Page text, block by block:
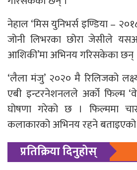
नेहाल ‘मिस युनिभर्स इण्डिया –
जोनी लिभरका छोरा जेसीले
आशिकी’मा अभिनय गरिसकेका छन्
‘लैला मंजु’ २०२० मै रिलिजको
एबी इन्टरनेशनलले अर्को फिल्म
घोषणा गरेको छ । फिल्ममा
कलाकारको अभिनय रहने
प्रतिक्रिया दिनुहोस्